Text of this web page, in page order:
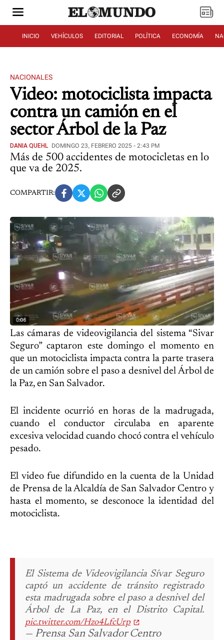
INICIO VEHÍCULOS EDITORIAL POLÍTICA ECONOMÍA
NACIONALES
Video: motociclista impacta
contra un camión en el
sector Árbol de la Paz
DANIA QUEHL DOMINGO 23, FEBRERO 2025 - 2:43 PM
Más de 500 accidentes de motocicletas en lo
que va de 2025.
COMPARTIR:
Las cámaras de videovigilancia del sistema “Sivar
Seguro” captaron este domingo el momento en
que un motociclista impacta contra la parte trasera
de un camión sobre el paso a desnivel del Árbol de
la Paz, en San Salvador.
El incidente ocurrió en horas de la madrugada,
cuando el conductor circulaba en aparente
excesiva velocidad cuando chocó contra el vehículo
pesado.
El video fue difundido en la cuenta de la Unidad
de Prensa de la Alcaldía de San Salvador Centro y
hasta el momento, se desconoce la identidad del
motociclista.
El Sistema de Videovigilancia Sívar Seguro
captó un accidente de tránsito registrado
esta madrugada sobre el paso a desnivel del
Árbol de La Paz, en el Distrito Capital.
pic.twitter.com/Hzo4LfcUrp
— Prensa San Salvador Centro